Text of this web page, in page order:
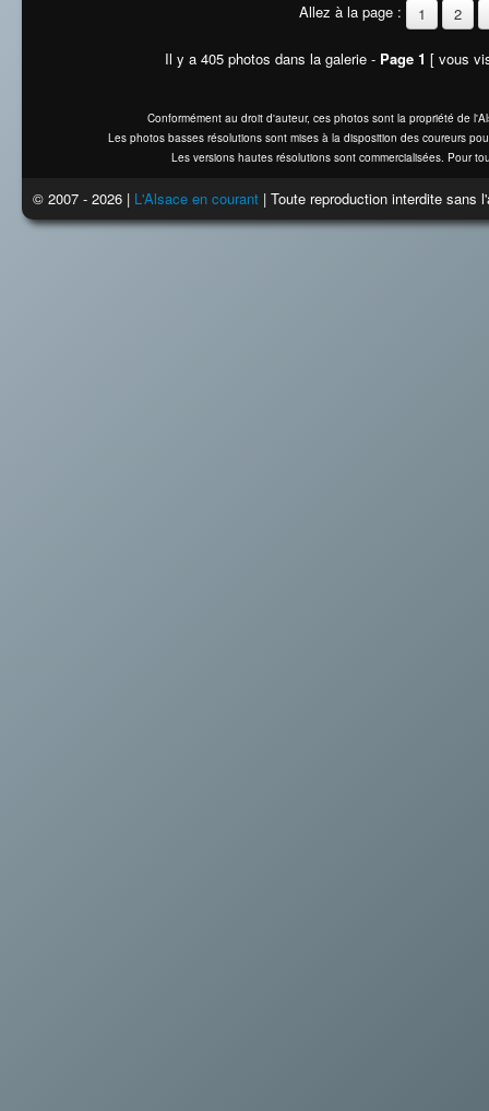
Allez à la page : 1 2
Il y a 405 photos dans la galerie - Page 1 [ vous
Conformément au droit d'auteur, ces photos sont la propriété de
Les photos basses résolutions sont mises à la disposition des coureurs
Les versions hautes résolutions sont commercialisées. Pour
© 2007 - 2026 | L'Alsace en courant | Toute reproduction interdite sans